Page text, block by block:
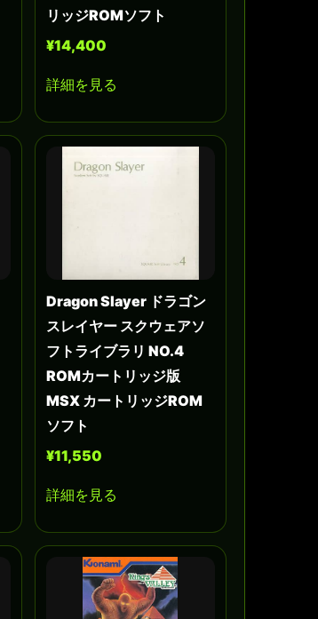
リッジROMソフト
¥14,400
詳細を見る
Dragon Slayer ドラゴン
スレイヤー スクウェアソ
フトライブラリ NO.4
ROMカートリッジ版
MSX カートリッジROM
ソフト
¥11,550
詳細を見る